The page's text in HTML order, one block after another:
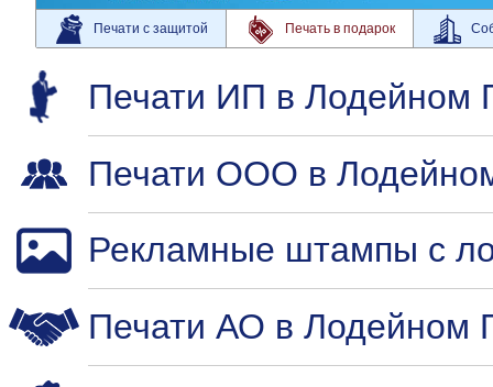
Печати с защитой Печать в подарок
Печати ИП в Лодейном
Печати ООО в
Рекламные штампы с
Печати АО в Лодейном